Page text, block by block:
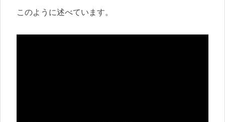
このように述べています。